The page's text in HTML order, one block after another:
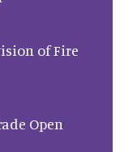
of Fire
Open